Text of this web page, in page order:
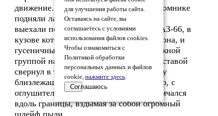
движение. Все забегали, собаки на питомнике
подняли лай. Один за другим за ворота
выехали покрытый тентом бортовой ГАЗ-66, в
кузове которой находились бойцы заслона, и
гусеничный бронетранспортёр с тревожной
группой на броне. Грузовик сразу за заставой
свернул в тыл, направившись в сторону
близлежащего села, а бронетранспортёр, с
оглушительным лязганьем гусениц, помчался
вдоль границы, вздымая за собой огромный
шлейф пыли.
для улучшения работы сайта.
Оставаясь на сайте, вы
соглашаетесь с условиями
использования файлов cookies.
Чтобы ознакомиться с
Политикой обработки
персональных данных и файлов
cookie, нажмите здесь.
Соглашаюсь